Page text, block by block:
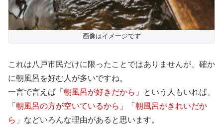
画像はイメージです
これは八戸市民だけに限ったことではありませんが、確か
に朝風呂を好む人が多いですね。
一言で言えば 「朝風呂が好きだから」
という人もいれば、
「朝風呂の方が空いているから」「朝風呂がきれいだか
ら」 などいろんな理由があると思います。